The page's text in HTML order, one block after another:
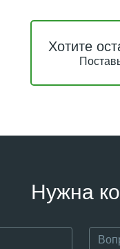
Хотите
Нужна